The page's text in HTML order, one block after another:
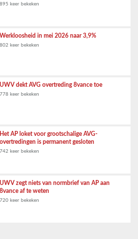
895 keer bekeken
Werkloosheid in mei 2026 naar 3,9%
802 keer bekeken
UWV dekt AVG overtreding 8vance toe
778 keer bekeken
Het AP loket voor grootschalige AVG-
overtredingen is permanent gesloten
742 keer bekeken
UWV zegt niets van normbrief van AP aan
8vance af te weten
720 keer bekeken